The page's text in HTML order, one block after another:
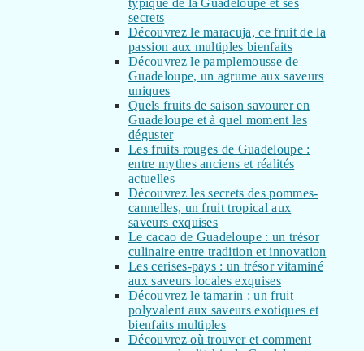
secrets
Découvrez le maracuja, ce fruit de la
passion aux multiples bienfaits
Découvrez le pamplemousse de
Guadeloupe, un agrume aux saveurs
uniques
Quels fruits de saison savourer en
Guadeloupe et à quel moment les
déguster
Les fruits rouges de Guadeloupe :
entre mythes anciens et réalités
actuelles
Découvrez les secrets des pommes-
cannelles, un fruit tropical aux
saveurs exquises
Le cacao de Guadeloupe : un trésor
culinaire entre tradition et innovation
Les cerises-pays : un trésor vitaminé
aux saveurs locales exquises
Découvrez le tamarin : un fruit
polyvalent aux saveurs exotiques et
bienfaits multiples
Découvrez où trouver et comment